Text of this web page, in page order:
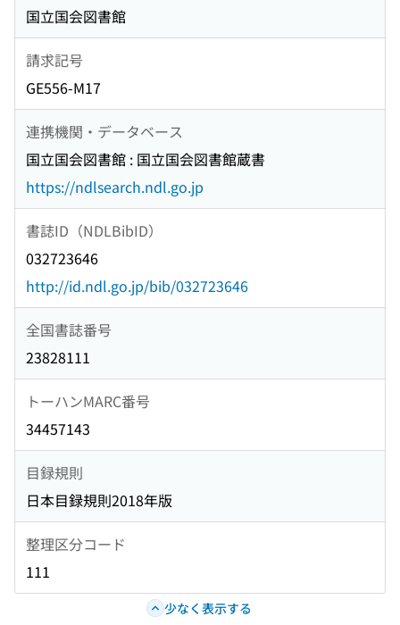
国立国会図書館
請求記号
GE556-M17
連携機関・データベース
国立国会図書館 : 国立国会図書館蔵書
https://ndlsearch.ndl.go.jp
書誌ID（NDLBibID）
032723646
http://id.ndl.go.jp/bib/032723646
全国書誌番号
23828111
トーハンMARC番号
34457143
目録規則
日本目録規則2018年版
整理区分コード
111
少なく表示する